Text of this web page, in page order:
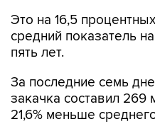
Это на 16,5
средний показатель
пять лет.
За последние семь
закачка составил 269
21,6% меньше